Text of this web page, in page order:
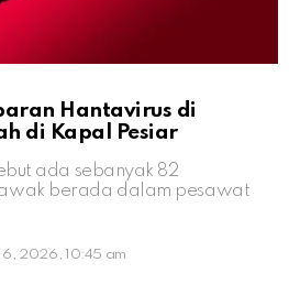
Hantavirus di
di Kapal Pesiar
ada sebanyak 82
berada dalam pesawat
6, 2026, 10:45 am